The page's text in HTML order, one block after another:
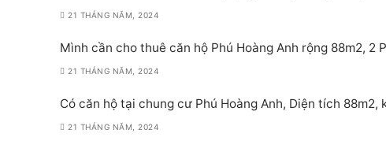
21 THÁNG NĂM, 2024
Mình cần cho thuê căn hộ Phú Hoàng Anh rộng 88m2,
21 THÁNG NĂM, 2024
Có căn hộ tại chung cư Phú Hoàng Anh, Diện tích 88m2,
21 THÁNG NĂM, 2024